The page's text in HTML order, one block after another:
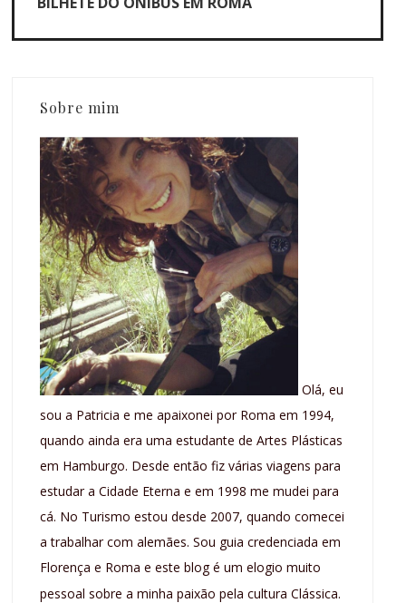
Sobre mim
Olá, eu
sou a Patricia e me apaixonei por Roma em 1994,
quando ainda era uma estudante de Artes Plásticas
em Hamburgo. Desde então fiz várias viagens para
estudar a Cidade Eterna e em 1998 me mudei para
cá. No Turismo estou desde 2007, quando comecei
a trabalhar com alemães. Sou guia credenciada em
Florença e Roma e este blog é um elogio muito
pessoal sobre a minha paixão pela cultura Clássica.